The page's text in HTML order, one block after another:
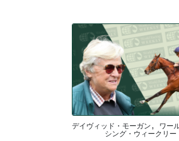
デイヴィッド・モーガン, ワー
シング・ウィークリー